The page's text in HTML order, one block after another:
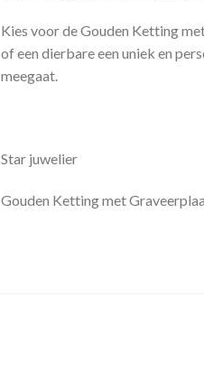
Kies voor de Gouden Ketting
of een dierbare een uniek en
meegaat.
Star juwelier
Gouden Ketting met